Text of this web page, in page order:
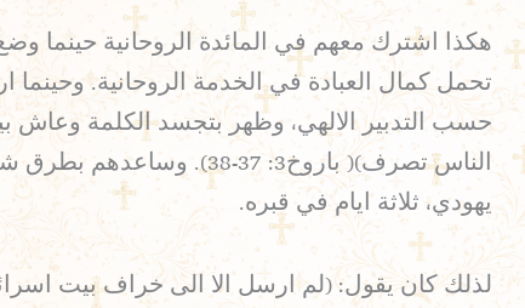
هكذا اشترك معهم في المائدة الروحانية حينما
تحمل كمال العبادة في الخدمة الروحانية.
حسب التدبير الالهي، وظهر بتجسد الكلمة وعاش
الناس تصرف)( باروخ3:
يهودي، ثلاثة ايام في قبره.